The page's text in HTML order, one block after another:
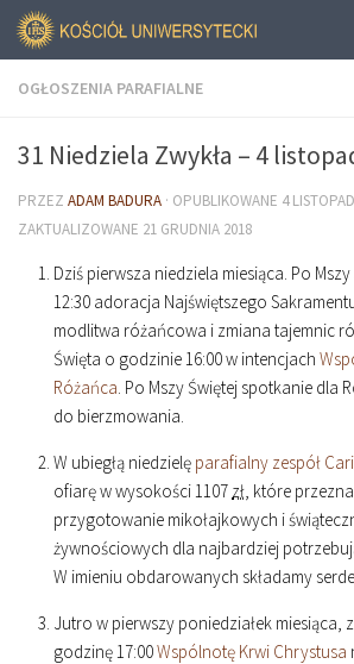
OGŁOSZENIA PARAFIALNE
31 Niedziela Zwykła – 4
PRZEZ ADAM BADURA · OPUBLIKOWANE 4
ZAKTUALIZOWANE 21 GRUDNIA 2018
Dziś pierwsza niedziela miesiąca. Po
12:30 adoracja Najświętszego
modlitwa różańcowa i zmiana tajemnic
Święta o godzinie16:00w intencjach
Różańca. Po Mszy Świętej spotkanie dla
do bierzmowania.
W ubiegłą niedzielę parafialny zespół
ofiarę w wysokości 1107 zł, które
przygotowanie mikołajkowych i
żywnościowych dla najbardziej
W imieniu obdarowanych składamy
Jutro w pierwszy poniedziałek miesiąca,
godzinę17:00Wspólnotę Krwi Chrystusa